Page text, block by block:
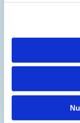
Kirchenkreis
Bibelwerk
Diakonie